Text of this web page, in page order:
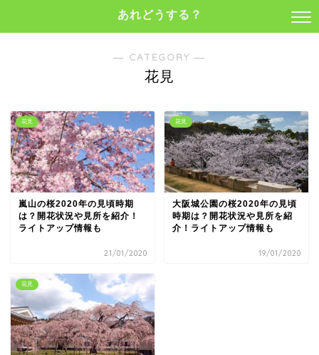
あれどうする？
― CATEGORY ―
花見
花見
嵐山の桜2020年の見頃時期
は？開花状況や見所を紹介！
ライトアップ情報も
21/01/2020
花見
大阪城公園の桜2020年の見頃
時期は？開花状況や見所を紹
介！ライトアップ情報も
19/01/2020
花見